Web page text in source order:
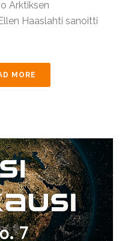
Arktiksen
Haaslahti sanoitti
MORE